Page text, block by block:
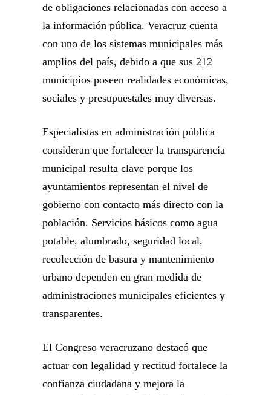
de obligaciones relacionadas con acceso a
la información pública. Veracruz cuenta
con uno de los sistemas municipales más
amplios del país, debido a que sus 212
municipios poseen realidades económicas,
sociales y presupuestales muy diversas.
Especialistas en administración pública
consideran que fortalecer la transparencia
municipal resulta clave porque los
ayuntamientos representan el nivel de
gobierno con contacto más directo con la
población. Servicios básicos como agua
potable, alumbrado, seguridad local,
recolección de basura y mantenimiento
urbano dependen en gran medida de
administraciones municipales eficientes y
transparentes.
El Congreso veracruzano destacó que
actuar con legalidad y rectitud fortalece la
confianza ciudadana y mejora la